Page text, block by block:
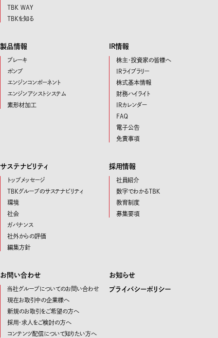
TBK WAY
TBKを知る
製品情報
ブレーキ
ポンプ
エンジンコンポーネント
エンジンアシストシステム
素形材加工
IR情報
株主・投資家の皆様へ
IRライブラリー
株式基本情報
財務ハイライト
IRカレンダー
FAQ
電子公告
免責事項
サステナビリティ
トップメッセージ
TBKグループのサステナビリティ
環境
社会
ガバナンス
社外からの評価
編集方針
採用情報
社員紹介
数字でわかるTBK
教育制度
募集要項
お問い合わせ
当社グループについてのお問い合わせ
現在お取引中の企業様へ
新規のお取引をご希望の方へ
採用・求人をご検討の方へ
コンテンツ配信について知りたい方へ
お知らせ
プライバシーポリシー